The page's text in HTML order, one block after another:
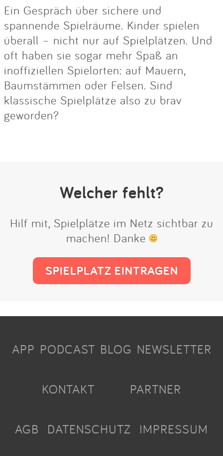
Ein Gespräch über sichere und
spannende Spielräume. Kinder spielen
überall – nicht nur auf Spielplätzen. Und
oft haben sie sogar mehr Spaß an
inoffiziellen Spielorten: auf Mauern,
Baumstämmen oder Felsen. Sind
klassische Spielplätze also zu brav
geworden?
Welcher fehlt?
Hilf mit, Spielplätze im Netz sichtbar zu
machen! Danke
SPIELPLATZ EINTRAGEN
APP PODCAST BLOG NEWSLETTER
KONTAKT PARTNER
AGB DATENSCHUTZ IMPRESSUM